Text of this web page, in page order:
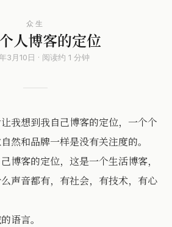
众生
人博客的定位
3月10日 · 阅读约 1 分钟
我想到我自己博客的定位，一个个
然和品牌一样是没有关注度的。
博客的定位，这是一个生活博客，
声音都有，有社会，有技术，有心
语言。